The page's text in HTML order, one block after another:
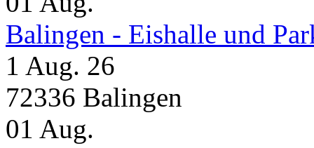
Balingen - Eishalle und
1 Aug. 26
72336 Balingen
01 Aug.